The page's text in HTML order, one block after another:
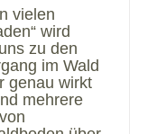
vielen
wird
zu den
im Wald
genau wirkt
mehrere